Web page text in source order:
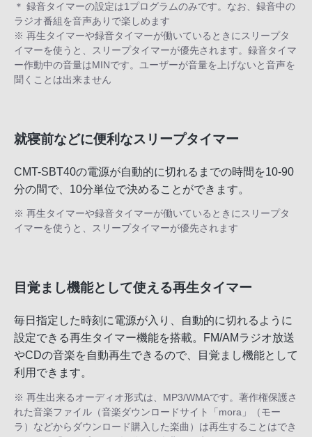
＊ 録音タイマーの設定は1プログラムのみです。なお、録音中の
ラジオ番組を音声ありで楽しめます
※ 再生タイマーや録音タイマーが働いているときにスリープタ
イマーを使うと、スリープタイマーが優先されます。録音タイマ
ー作動中の音量はMINです。ユーザーが音量を上げないと音声を
聞くことは出来ません
就寝前などに便利なスリープタイマー
CMT-SBT40の電源が自動的に切れるまでの時間を10-90
分の間で、10分単位で決めることができます。
※ 再生タイマーや録音タイマーが働いているときにスリープタ
イマーを使うと、スリープタイマーが優先されます
目覚まし機能として使える再生タイマー
毎日指定した時刻に電源が入り、自動的に切れるように
設定できる再生タイマー機能を搭載。FM/AMラジオ放送
やCDの音楽を自動再生できるので、目覚まし機能として
利用できます。
※ 再生出来るオーディオ形式は、MP3/WMAです。著作権保護さ
れた音楽ファイル（音楽ダウンロードサイト「mora」（モー
ラ）などからダウンロード購入した楽曲）は再生することはでき